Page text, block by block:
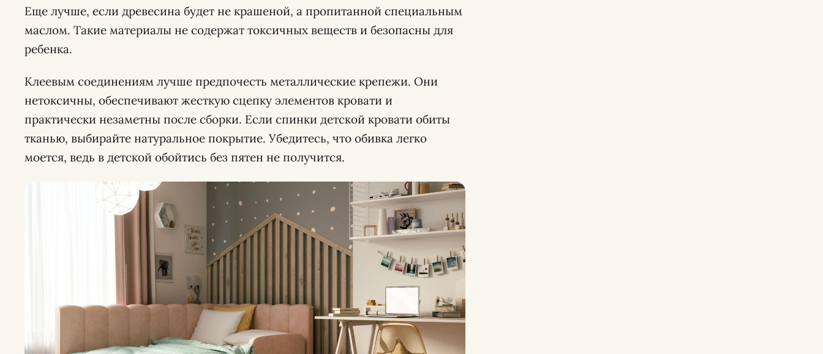
Еще лучше, если древесина будет не крашеной, а пропитанной специальным
маслом. Такие материалы не содержат токсичных веществ и безопасны для
ребенка.
Клеевым соединениям лучше предпочесть металлические крепежи. Они
нетоксичны, обеспечивают жесткую сцепку элементов кровати и
практически незаметны после сборки. Если спинки детской кровати обиты
тканью, выбирайте натуральное покрытие. Убедитесь, что обивка легко
моется, ведь в детской обойтись без пятен не получится.